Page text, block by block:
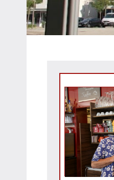
Heipke,
Leopoldshöhe,